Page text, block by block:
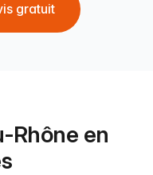
gratuit
Rhône en